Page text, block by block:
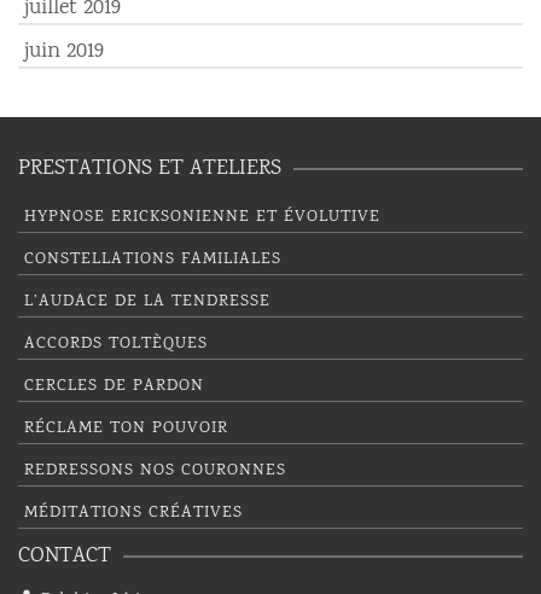
juillet 2019
juin 2019
PRESTATIONS ET ATELIERS
HYPNOSE ERICKSONIENNE ET ÉVOLUTIVE
CONSTELLATIONS FAMILIALES
L’AUDACE DE LA TENDRESSE
ACCORDS TOLTÈQUES
CERCLES DE PARDON
RÉCLAME TON POUVOIR
REDRESSONS NOS COURONNES
MÉDITATIONS CRÉATIVES
CONTACT